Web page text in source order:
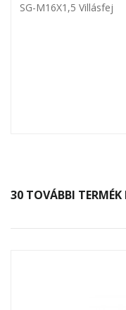
SG-M16X1,5 Villásfej
30 TOVÁBBI